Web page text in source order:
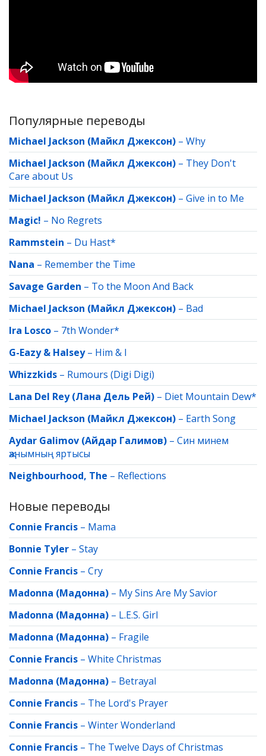
Популярные переводы
Michael Jackson (Майкл Джексон) – Why
Michael Jackson (Майкл Джексон) – They Don't
Care about Us
Michael Jackson (Майкл Джексон) – Give in to Me
Magic! – No Regrets
Rammstein – Du Hast*
Nana – Remember the Time
Savage Garden – To the Moon And Back
Michael Jackson (Майкл Джексон) – Bad
Ira Losco – 7th Wonder*
G-Eazy & Halsey– Him & I
Whizzkids – Rumours (Digi Digi)
Lana Del Rey (Лана Дель Рей) – Diet Mountain Dew*
Michael Jackson (Майкл Джексон) – Earth Song
Aydar Galimov (Айдар Галимов) – Син минем
җанымның яртысы
Neighbourhood, The – Reflections
Новые переводы
Connie Francis – Mama
Bonnie Tyler – Stay
Connie Francis – Cry
Madonna (Мадонна) – My Sins Are My Savior
Madonna (Мадонна) – L.E.S. Girl
Madonna (Мадонна) – Fragile
Connie Francis – White Christmas
Madonna (Мадонна) – Betrayal
Connie Francis – The Lord's Prayer
Connie Francis – Winter Wonderland
Connie Francis – The Twelve Days of Christmas